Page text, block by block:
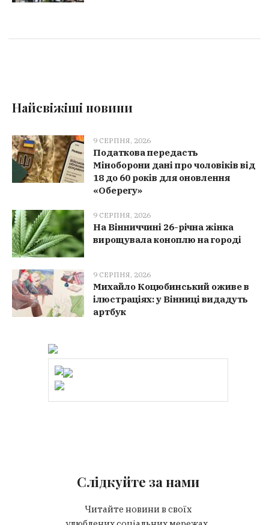
Найсвіжіші новини
9 СЕРПНЯ, 2026
Податкова передасть
Міноборони дані про чоловіків від
18 до 60 років для оновлення
«Оберегу»
9 СЕРПНЯ, 2026
На Вінниччині 26-річна жінка
вирощувала коноплю на городі
9 СЕРПНЯ, 2026
Михайло Коцюбинський оживе в
ілюстраціях: у Вінниці видадуть
артбук
Слідкуйте за нами
Читайте новини в своїх